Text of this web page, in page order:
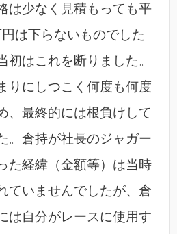
は少なく見積もっても平
は下らないものでした
初はこれを断りました。
りにしつこく何度も何度
、最終的には根負けして
。倉持が社長のジャガー
た経緯（金額等）は当時
ていませんでしたが、倉
は自分がレースに使用す